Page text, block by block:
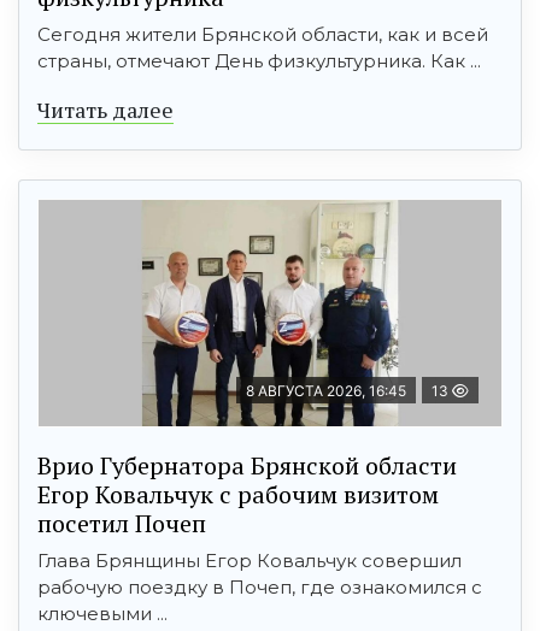
Сегодня жители Брянской области, как и всей
страны, отмечают День физкультурника. Как ...
Читать далее
8 АВГУСТА 2026, 16:45 13
Врио Губернатора Брянской области
Егор Ковальчук с рабочим визитом
посетил Почеп
Глава Брянщины Егор Ковальчук совершил
рабочую поездку в Почеп, где ознакомился с
ключевыми ...